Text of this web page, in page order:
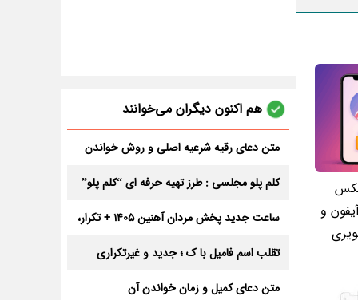
و
هم اکنون دیگران می‌خوانند
متن دعای رقیه شرعیه اصلی و روش خواندن
کلم پلو مجلسی : طرز تهیه حرفه ای “کلم پلو”
ساعت جدید پخش مردان آهنین 1405 + تکرار،
تقلب اسم فامیل با ک ؛ جدید و غیرتکراری
متن دعای کمیل و زمان خواندن آن